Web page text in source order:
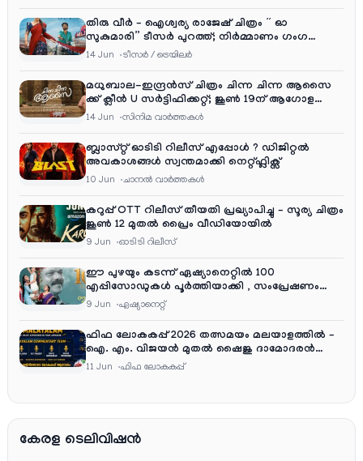
തിരു വീർ – ഐശ്വര്യ രാജേഷ് ചിത്രം ” ഓ
സുകുമാരി” ടീസർ പുറത്ത്; നിർമ്മാണം ഗംഗ
എന്റർടൈൻമെന്റ്‌സ്
14 Jun ടീസര്‍ / ട്രെയിലര്‍
മധുബാല-ഇന്ദ്രൻസ് ചിത്രം ചിന്ന ചിന്ന ആസൈ
ക്ക് ക്ലീൻ U സർട്ടിഫിക്കറ്റ്; ജൂൺ 19ന് ആഗോള
റിലീസ്
14 Jun സിനിമ വാര്‍ത്തകള്‍
ബ്ലാസ്റ്റ് ഓടിടി റിലീസ് എപ്പോൾ ? ഡിജിറ്റൽ
അവകാശങ്ങൾ സ്വന്തമാക്കി നെറ്റ്ഫ്ലിക്സ്
10 Jun ചാനല്‍ വാര്‍ത്തകള്‍
കറുപ്പ് OTT റിലീസ് തീയതി പ്രഖ്യാപിച്ചു – സൂര്യ ചിത്രം
ജൂൺ 12 മുതൽ പ്രൈം വീഡിയോയിൽ
9 Jun ഓടിടി റിലീസ്
ഈ പുഴയും കടന്ന് ഏഷ്യാനെറ്റിൽ 100
എപ്പിസോഡുകൾ പൂർത്തിയാക്കി , സംപ്രേഷണം
തിങ്കൾ മുതൽ വെള്ളി വരെ രാത്രി 9:30 ന്
9 Jun ഏഷ്യാനെറ്റ്‌
ഫിഫ ലോകകപ്പ് 2026 തത്സമയം മലയാളത്തിൽ –
ഐ. എം. വിജയൻ മുതൽ ഷൈജു ദാമോദരൻ
വരെ കമന്ററി സംഘത്തിൽ
11 Jun ഫിഫ ലോകകപ്പ്
കേരള ടെലിവിഷൻ